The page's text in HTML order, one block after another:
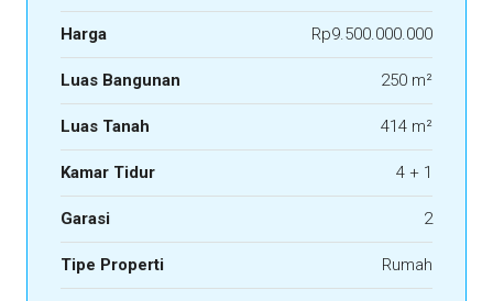
Harga Rp9.500.000.000
Luas Bangunan 250 m²
Luas Tanah 414 m²
Kamar Tidur 4 + 1
Garasi 2
Tipe Properti Rumah